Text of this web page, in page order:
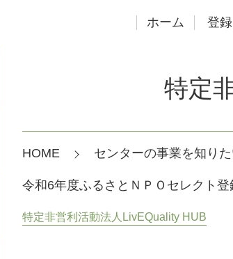
ホーム 登
特定
HOME センターの事業を知り
令和6年度ふるさとＮＰＯセレクト
特定非営利活動法人LivEQuality HUB